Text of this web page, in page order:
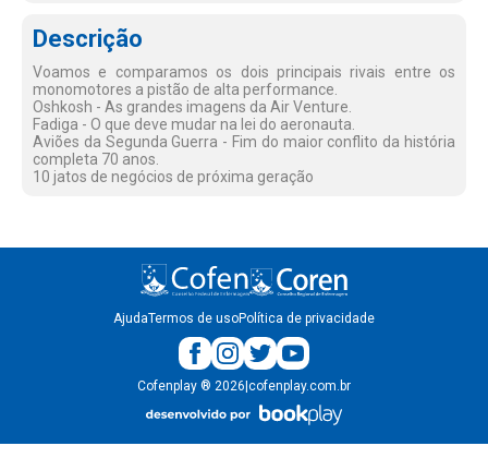
Descrição
Voamos e comparamos os dois principais rivais entre os
monomotores a pistão de alta performance.
Oshkosh - As grandes imagens da Air Venture.
Fadiga - O que deve mudar na lei do aeronauta.
Aviões da Segunda Guerra - Fim do maior conflito da história
completa 70 anos.
10 jatos de negócios de próxima geração
AjudaTermos de usoPolítica de privacidade
Cofenplay ® 2026 cofenplay.com.br